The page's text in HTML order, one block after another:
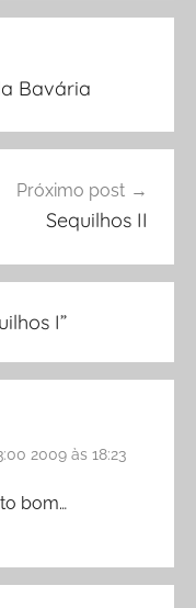
Bavária
Próximo post
Sequilhos II
I”
2009 às 18:23
bom…